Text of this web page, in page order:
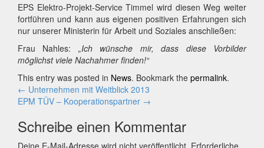
EPS Elektro-Projekt-Service Timmel wird diesen Weg weiter
fortführen und kann aus eigenen positiven Erfahrungen sich
nur unserer Ministerin für Arbeit und Soziales anschließen:
Frau Nahles: „Ich wünsche mir, dass diese Vorbilder
möglichst viele Nachahmer finden!“
This entry was posted in News. Bookmark the permalink.
Post
navigation
← Unternehmen mit Weitblick 2013
EPM TÜV – Kooperationspartner →
Schreibe einen Kommentar
Deine E-Mail-Adresse wird nicht veröffentlicht. Erforderliche